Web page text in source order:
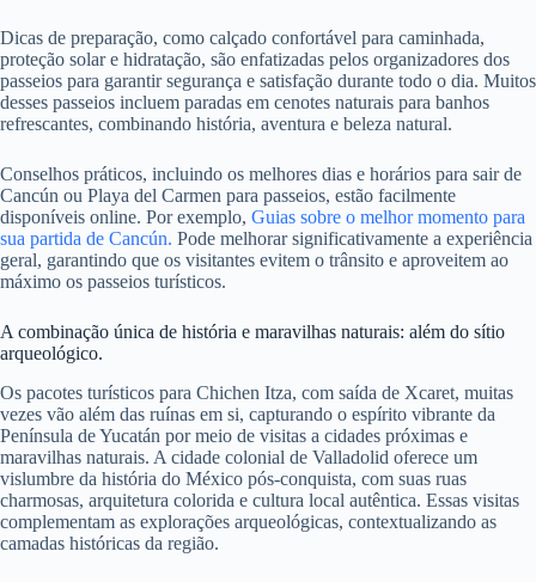
Dicas de preparação, como calçado confortável para caminhada,
proteção solar e hidratação, são enfatizadas pelos organizadores dos
passeios para garantir segurança e satisfação durante todo o dia. Muitos
desses passeios incluem paradas em cenotes naturais para banhos
refrescantes, combinando história, aventura e beleza natural.
Conselhos práticos, incluindo os melhores dias e horários para sair de
Cancún ou Playa del Carmen para passeios, estão facilmente
disponíveis online. Por exemplo, Guias sobre o melhor momento para
sua partida de Cancún. Pode melhorar significativamente a experiência
geral, garantindo que os visitantes evitem o trânsito e aproveitem ao
máximo os passeios turísticos.
A combinação única de história e maravilhas naturais: além do sítio
arqueológico.
Os pacotes turísticos para Chichen Itza, com saída de Xcaret, muitas
vezes vão além das ruínas em si, capturando o espírito vibrante da
Península de Yucatán por meio de visitas a cidades próximas e
maravilhas naturais. A cidade colonial de Valladolid oferece um
vislumbre da história do México pós-conquista, com suas ruas
charmosas, arquitetura colorida e cultura local autêntica. Essas visitas
complementam as explorações arqueológicas, contextualizando as
camadas históricas da região.